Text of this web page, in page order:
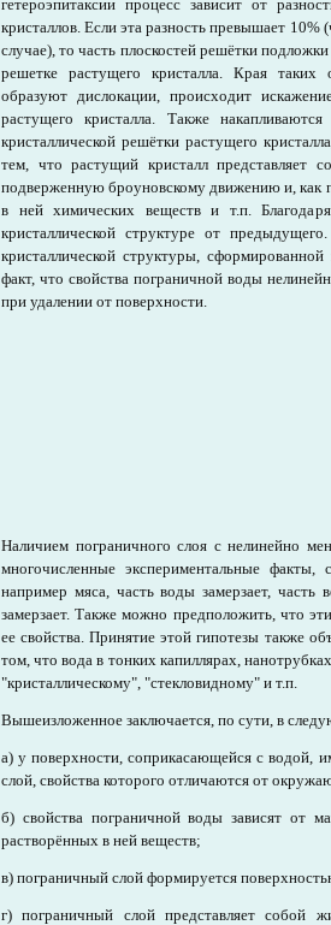
гетероэпитаксии процесс зависит от
кристаллов. Если эта разность превышает 10%
случае), то часть плоскостей решётки
решетке растущего кристалла. Края таких
образуют дислокации, происходит
растущего кристалла. Также
кристаллической решётки растущего
тем, что растущий кристалл представляет
подверженную броуновскому движению и, как
в ней химических веществ и т.п.
кристаллической структуре от
кристаллической структуры,
факт, что свойства пограничной воды
при удалении от поверхности.
Наличием пограничного слоя с нелинейно
многочисленные экспериментальные
например мяса, часть воды замерзает,
замерзает. Также можно предположить, что
ее свойства. Принятие этой гипотезы также
том, что вода в тонких капиллярах,
"кристаллическому", "стекловидному" и т.п.
Вышеизложенное заключается, по сути, в
а) у поверхности, соприкасающейся с водой,
слой, свойства которого отличаются от
б) свойства пограничной воды зависят от
растворённых в ней веществ;
в) пограничный слой формируется
г) пограничный слой представляет собой